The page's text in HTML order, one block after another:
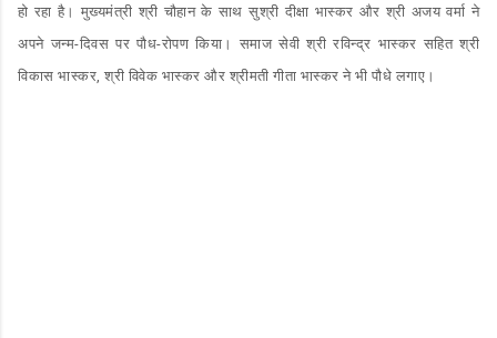
हो रहा है। मुख्यमंत्री श्री चौहान के साथ सुश्री दीक्षा भास्कर और श्री अजय वर्मा ने
अपने जन्म-दिवस पर पौध-रोपण किया। समाज सेवी श्री रविन्द्र भास्कर सहित श्री
विकास भास्कर, श्री विवेक भास्कर और श्रीमती गीता भास्कर ने भी पौधे लगाए।